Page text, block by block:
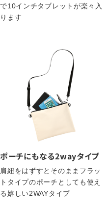
で10インチタブレットが楽々入
ります
ポーチにもなる2wayタイプ
肩紐をはずすとそのままフラッ
トタイプのポーチとしても使え
る嬉しい2WAYタイプ